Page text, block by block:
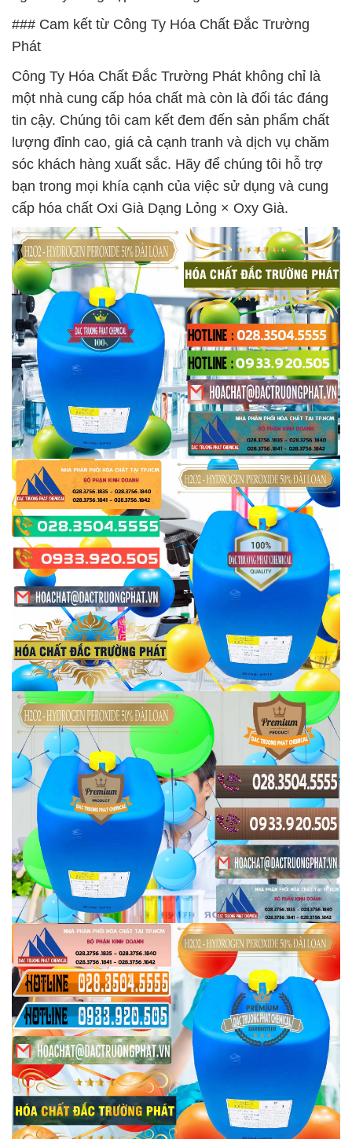
### Cam kết từ Công Ty Hóa Chất Đắc Trường
Phát
Công Ty Hóa Chất Đắc Trường Phát không chỉ là
một nhà cung cấp hóa chất mà còn là đối tác đáng
tin cậy. Chúng tôi cam kết đem đến sản phẩm chất
lượng đỉnh cao, giá cả cạnh tranh và dịch vụ chăm
sóc khách hàng xuất sắc. Hãy để chúng tôi hỗ trợ
bạn trong mọi khía cạnh của việc sử dụng và cung
cấp hóa chất Oxi Già Dạng Lỏng × Oxy Già.